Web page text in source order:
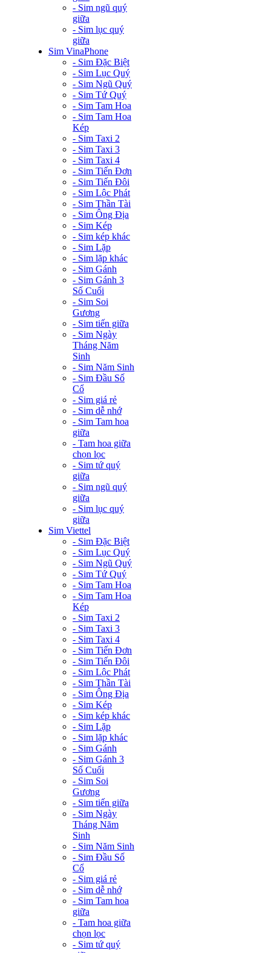
- Sim ngũ quý
giữa
- Sim lục quý
giữa
Sim VinaPhone
- Sim Đặc Biệt
- Sim Lục Quý
- Sim Ngũ Quý
- Sim Tứ Quý
- Sim Tam Hoa
- Sim Tam Hoa
Kép
- Sim Taxi 2
- Sim Taxi 3
- Sim Taxi 4
- Sim Tiến Đơn
- Sim Tiến Đôi
- Sim Lộc Phát
- Sim Thần Tài
- Sim Ông Địa
- Sim Kép
- Sim kép khác
- Sim Lặp
- Sim lặp khác
- Sim Gánh
- Sim Gánh 3
Số Cuối
- Sim Soi
Gương
- Sim tiến giữa
- Sim Ngày
Tháng Năm
Sinh
- Sim Năm Sinh
- Sim Đầu Số
Cổ
- Sim giá rẻ
- Sim dễ nhớ
- Sim Tam hoa
giữa
- Tam hoa giữa
chọn lọc
- Sim tứ quý
giữa
- Sim ngũ quý
giữa
- Sim lục quý
giữa
Sim Viettel
- Sim Đặc Biệt
- Sim Lục Quý
- Sim Ngũ Quý
- Sim Tứ Quý
- Sim Tam Hoa
- Sim Tam Hoa
Kép
- Sim Taxi 2
- Sim Taxi 3
- Sim Taxi 4
- Sim Tiến Đơn
- Sim Tiến Đôi
- Sim Lộc Phát
- Sim Thần Tài
- Sim Ông Địa
- Sim Kép
- Sim kép khác
- Sim Lặp
- Sim lặp khác
- Sim Gánh
- Sim Gánh 3
Số Cuối
- Sim Soi
Gương
- Sim tiến giữa
- Sim Ngày
Tháng Năm
Sinh
- Sim Năm Sinh
- Sim Đầu Số
Cổ
- Sim giá rẻ
- Sim dễ nhớ
- Sim Tam hoa
giữa
- Tam hoa giữa
chọn lọc
- Sim tứ quý